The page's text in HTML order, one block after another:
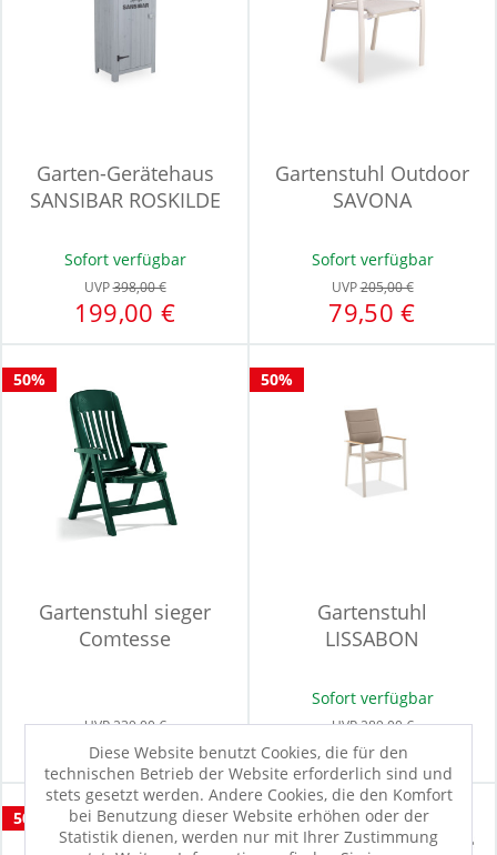
Garten-Gerätehaus
SANSIBAR ROSKILDE
Sofort verfügbar
UVP398,00 €
199,00 €
Gartenstuhl Outdoor
SAVONA
Sofort verfügbar
UVP205,00 €
79,50 €
50%
Gartenstuhl sieger
Comtesse
UVP239,00 €
119,50 €
50%
Gartenstuhl
LISSABON
Sofort verfügbar
UVP289,00 €
144,50 €
50% 50%
Diese Website benutzt Cookies, die für den
technischen Betrieb der Website erforderlich sind und
stets gesetzt werden. Andere Cookies, die den Komfort
bei Benutzung dieser Website erhöhen oder der
Statistik dienen, werden nur mit Ihrer Zustimmung